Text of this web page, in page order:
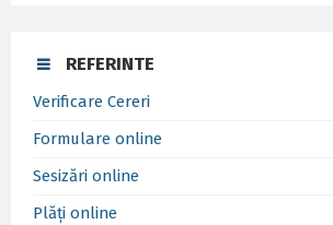
REFERINTE
Verificare Cereri
Formulare online
Sesizări online
Plăți online